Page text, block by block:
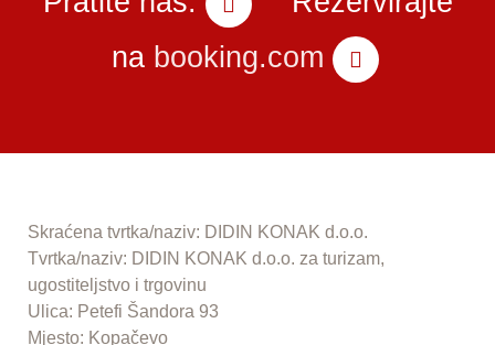
na booking.com
Skraćena tvrtka/naziv: DIDIN KONAK d.o.o.
Tvrtka/naziv: DIDIN KONAK d.o.o. za turizam,
ugostiteljstvo i trgovinu
Ulica: Petefi Šandora 93
Mjesto: Kopačevo